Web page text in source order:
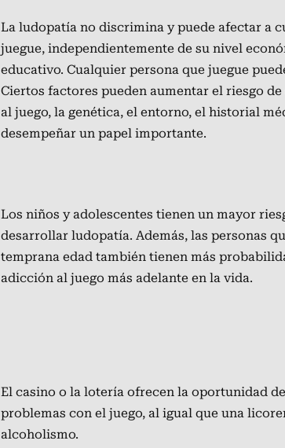
La ludopatía no discrimina y puede afectar a
juegue, independientemente de su nivel
educativo. Cualquier persona que juegue
Ciertos factores pueden aumentar el riesgo de
al juego, la genética, el entorno, el historial
desempeñar un papel importante.
Los niños y adolescentes tienen un mayor
desarrollar ludopatía. Además, las personas
temprana edad también tienen más
adicción al juego más adelante en la vida.
El casino o la lotería ofrecen la oportunidad
problemas con el juego, al igual que una
alcoholismo.